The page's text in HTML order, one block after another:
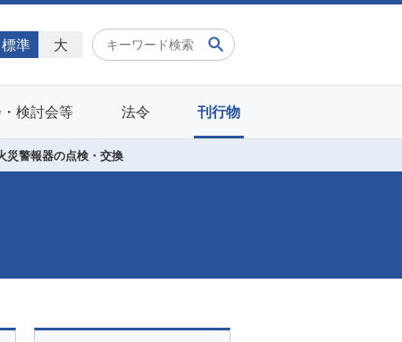
標準 大
検討会等 法令 刊行物
災警報器の点検・交換